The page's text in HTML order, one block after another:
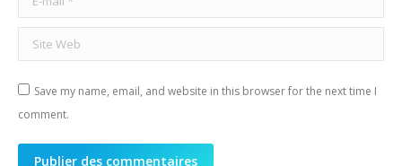
Site Web
Save my name, email, and website in this browser for the next time I
comment.
Publier des commentaires